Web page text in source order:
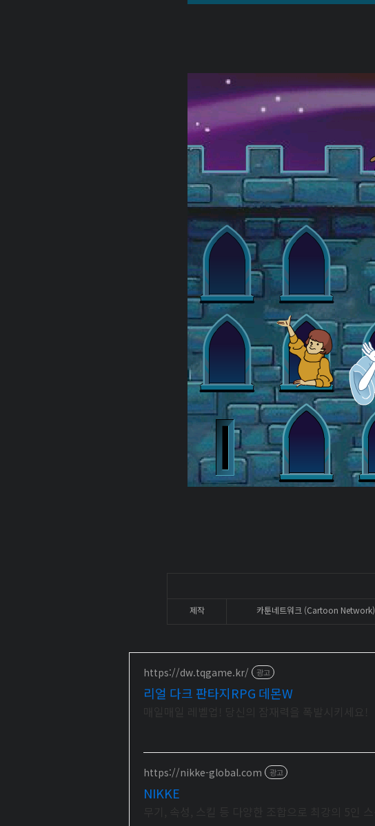
제작 카툰네트워크 (Cartoon Network)
https://dw.tqgame.kr/ 광고
리얼 다크 판타지RPG 데몬W
https://nikke-global.com 광고
NIKKE